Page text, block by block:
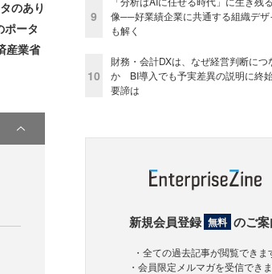
のあり
ポータ
産業省
9
像──好業績企業に共通する組織デザ
も解く
10
財務・会計DXは、なぜ経営判断につ
か BI導入でも予実差異の説明に終
要諦は
新規会員登録 無料 のご
・全ての過去記事が閲覧できま
・会員限定メルマガを受信でき